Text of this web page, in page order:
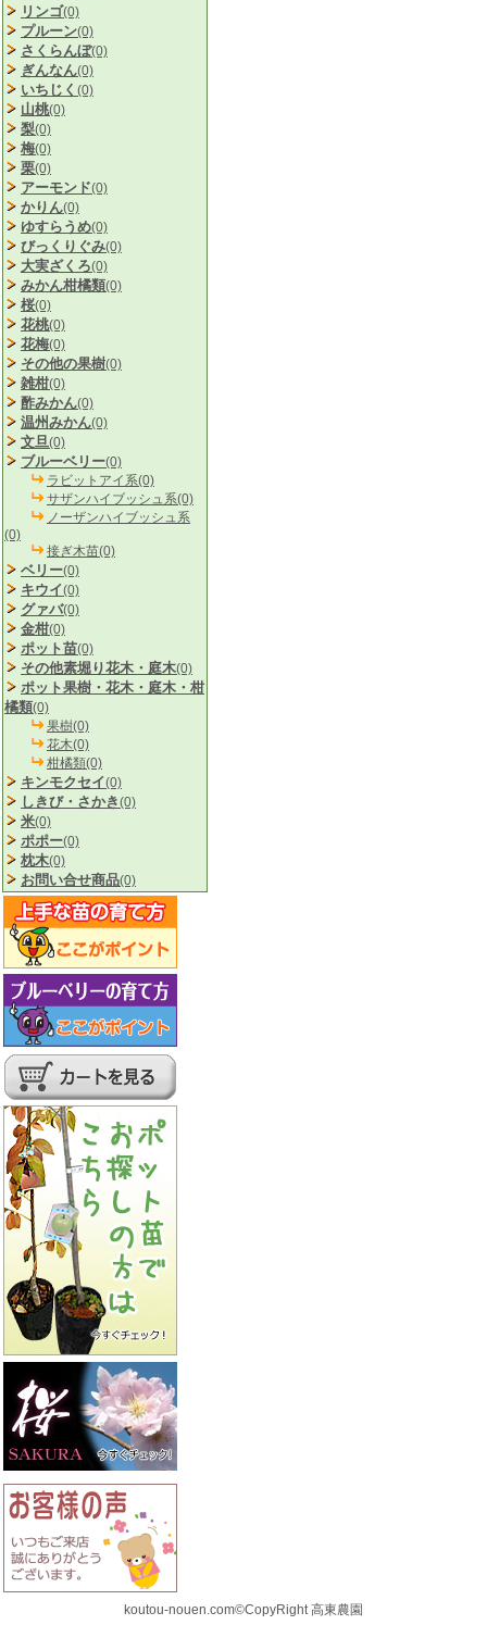
リンゴ(0)
プルーン(0)
さくらんぼ(0)
ぎんなん(0)
いちじく (0)
山桃(0)
梨(0)
梅(0)
栗(0)
アーモンド(0)
かりん(0)
ゆすらうめ(0)
びっくりぐみ(0)
大実ざくろ(0)
みかん柑橘類(0)
桜(0)
花桃(0)
花梅(0)
その他の果樹(0)
雑柑(0)
酢みかん(0)
温州みかん(0)
文旦(0)
ブルーベリー(0)
ラビットアイ系(0)
サザンハイブッシュ系(0)
ノーザンハイブッシュ系
(0)
接ぎ木苗(0)
ベリー(0)
キウイ(0)
グァバ(0)
金柑(0)
ポット苗(0)
その他素堀り花木・庭木(0)
ポット果樹・花木・庭木・柑
橘類(0)
果樹(0)
花木(0)
柑橘類(0)
キンモクセイ(0)
しきび・さかき(0)
米(0)
ポポー(0)
枕木(0)
お問い合せ商品(0)
koutou-nouen.com©CopyRight 高東農園